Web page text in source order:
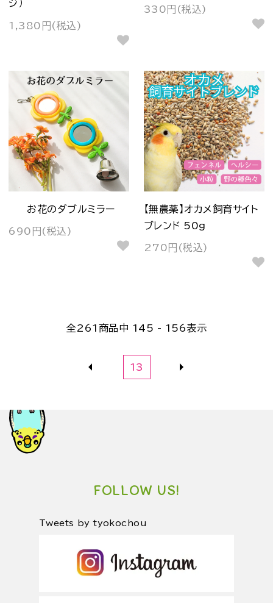
ジ）
1,380円(税込)
330円(税込)
お花のダブルミラー
690円(税込)
【無農薬】オカメ飼育サイト
ブレンド 50g
270円(税込)
全261 商品中 145 - 156表示
13
FOLLOW US!
Tweets by tyokochou